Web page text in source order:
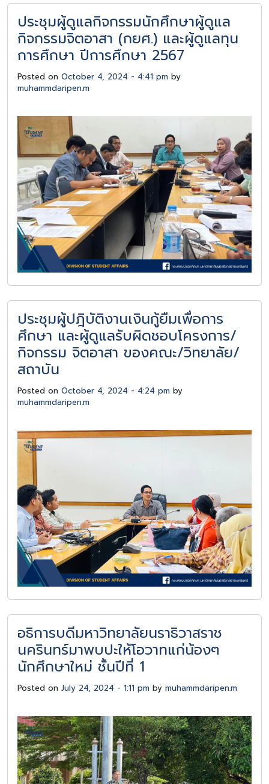
ประชุมผู้ดูแลกิจกรรมนักศึกษาผู้ดูแล
กิจกรรมจิตอาสา (กยศ.) และผู้ดูแลทุน
การศึกษา ปีการศึกษา 2567
Posted on October 4, 2024 - 4:41 pm by
muhammdaripen.m
ประชุมผู้ปฎิบัติงานเงินกู้ยืมเพื่อการ
ศึกษา และผู้ดูแลรับผิดชอบโครงการ/
กิจกรรม จิตอาสา ของคณะ/วิทยาลัย/
สถาบัน
Posted on October 4, 2024 - 4:24 pm by
muhammdaripen.m
อธิการบดีมหาวิทยาลัยนราธิวาสราช
นครินทร์มาพบปะให้โอวาทแก่น้องๆ
นักศึกษาใหม่ ชั้นปีที่ 1
Posted on July 24, 2024 - 1:11 pm by muhammdaripen.m